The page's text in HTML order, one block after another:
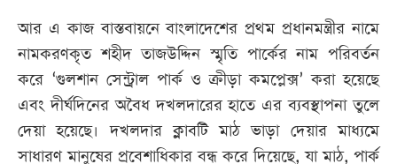
আর এ কাজ বাস্তবায়নে বাংলাদেশের প্রথম প্রধানমন্ত্রীর নামে
নামকরণকৃত শহীদ তাজউদ্দিন স্মৃতি পার্কের নাম পরিবর্তন
করে ‘গুলশান সেন্ট্রাল পার্ক ও ক্রীড়া কমপ্লেক্স’ করা হয়েছে
এবং দীর্ঘদিনের অবৈধ দখলদারের হাতে এর ব্যবস্থাপনা তুলে
দেয়া হয়েছে। দখলদার ক্লাবটি মাঠ ভাড়া দেয়ার মাধ্যমে
সাধারণ মানুষের প্রবেশাধিকার বন্ধ করে দিয়েছে, যা মাঠ, পার্ক